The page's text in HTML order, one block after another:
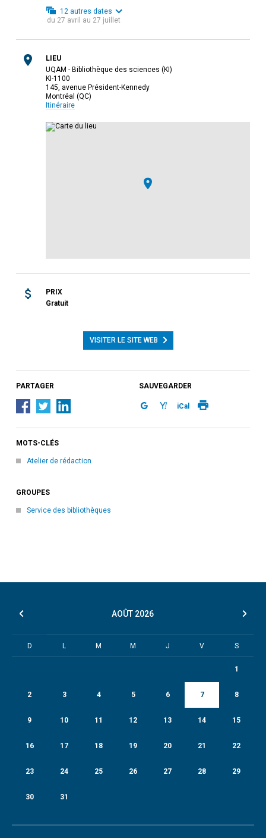
12 autres dates
du 27 avril au 27 juillet
LIEU
UQAM - Bibliothèque des sciences (KI)
KI-1100
145, avenue Président-Kennedy
Montréal (QC)
Itinéraire
PRIX
Gratuit
VISITER LE SITE WEB
PARTAGER SAUVEGARDER
iCal
MOTS-CLÉS
Atelier de rédaction
GROUPES
Service des bibliothèques
AOÛT 2026
D L M M J V S
1
2 3 4 5 6 7 8
9 10 11 12 13 14 15
16 17 18 19 20 21 22
23 24 25 26 27 28 29
30 31